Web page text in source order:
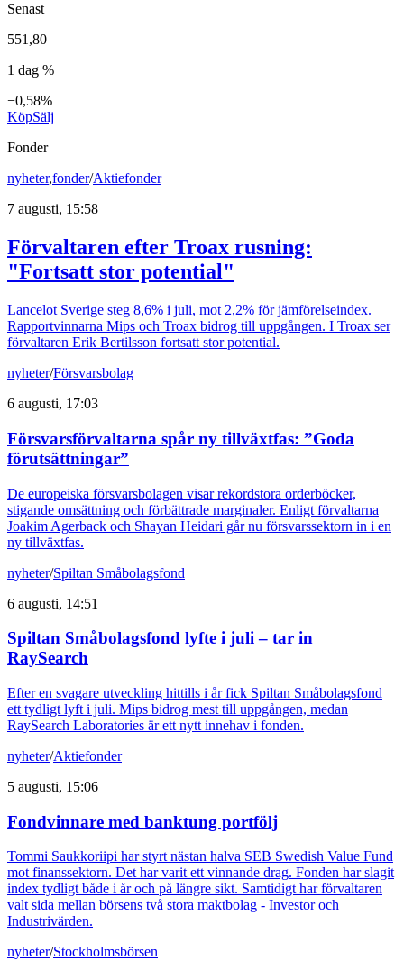
Senast
551,80
1 dag %
−0,58%
KöpSälj
Fonder
nyheter,fonder/Aktiefonder
7 augusti, 15:58
Förvaltaren efter Troax rusning:
"Fortsatt stor potential"
Lancelot Sverige steg 8,6% i juli, mot 2,2% för jämförelseindex.
Rapportvinnarna Mips och Troax bidrog till uppgången. I Troax ser
förvaltaren Erik Bertilsson fortsatt stor potential.
nyheter/Försvarsbolag
6 augusti, 17:03
Försvarsförvaltarna spår ny tillväxtfas: ”Goda
förutsättningar”
De europeiska försvarsbolagen visar rekordstora orderböcker,
stigande omsättning och förbättrade marginaler. Enligt förvaltarna
Joakim Agerback och Shayan Heidari går nu försvarssektorn in i en
ny tillväxtfas.
nyheter/Spiltan Småbolagsfond
6 augusti, 14:51
Spiltan Småbolagsfond lyfte i juli – tar in
RaySearch
Efter en svagare utveckling hittills i år fick Spiltan Småbolagsfond
ett tydligt lyft i juli. Mips bidrog mest till uppgången, medan
RaySearch Laboratories är ett nytt innehav i fonden.
nyheter/Aktiefonder
5 augusti, 15:06
Fondvinnare med banktung portfölj
Tommi Saukkoriipi har styrt nästan halva SEB Swedish Value Fund
mot finanssektorn. Det har varit ett vinnande drag. Fonden har slagit
index tydligt både i år och på längre sikt. Samtidigt har förvaltaren
valt sida mellan börsens två stora maktbolag - Investor och
Industrivärden.
nyheter/Stockholmsbörsen